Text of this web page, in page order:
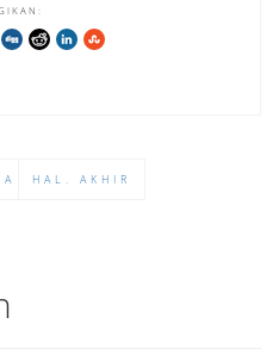
HAL. AKHIR